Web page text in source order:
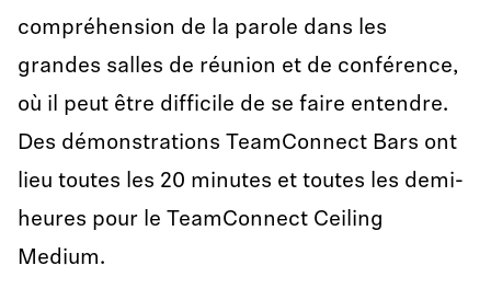
compréhension de la parole dans les
grandes salles de réunion et de conférence,
où il peut être difficile de se faire entendre.
Des démonstrations TeamConnect Bars ont
lieu toutes les 20 minutes et toutes les demi-
heures pour le TeamConnect Ceiling
Medium.